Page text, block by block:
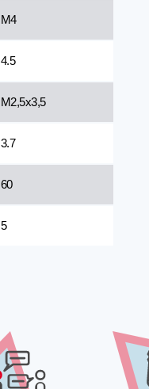
M4
4.5
M2,5x3,5
3.7
60
5